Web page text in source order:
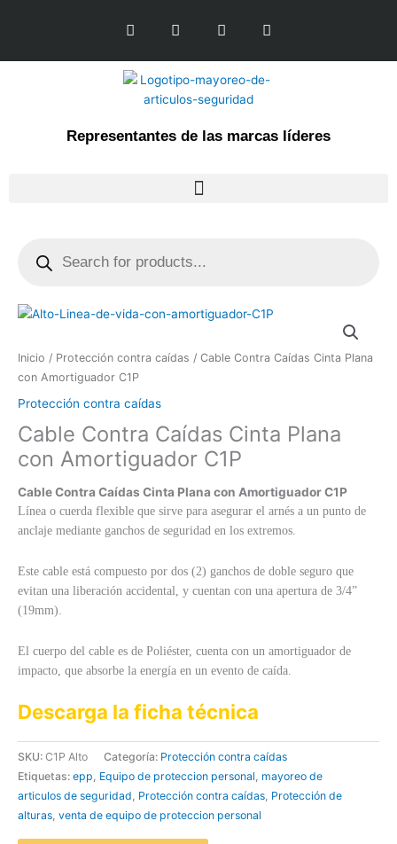
i
k
e
a
e
b
o
o
-
n
t
a
r
m
o
t
u
Representantes de las marcas líderes
Inicio / Protección contra caídas / Cable Contra Caídas Cinta Plana
con Amortiguador C1P
Protección contra caídas
Cable Contra Caídas Cinta Plana
con Amortiguador C1P
Cable Contra Caídas Cinta Plana con Amortiguador C1P
Línea o cuerda flexible que sirve para asegurar el arnés a un punto de
anclaje mediante ganchos de seguridad en los extremos.
Este cable está compuesto por dos (2) ganchos de doble seguro que
evitan una liberación accidental, y cuentan con una apertura de 3/4”
(19mm).
El cuerpo del cable es de Poliéster, cuenta con un amortiguador de
impacto, que absorbe la energía en un evento de caída.
Descarga la ficha técnica
SKU: C1P Alto Categoría: Protección contra caídas
Etiquetas: epp, Equipo de proteccion personal, mayoreo de
articulos de seguridad, Protección contra caídas, Protección de
alturas, venta de equipo de proteccion personal